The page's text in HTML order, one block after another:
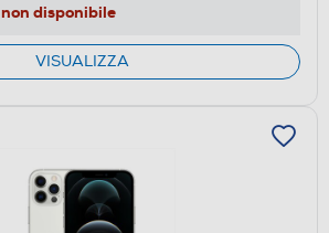
non disponibile
VISUALIZZA